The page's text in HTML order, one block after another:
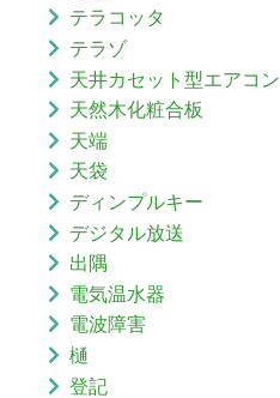
テラコッタ
テラゾ
天井カセット型エアコン
天然木化粧合板
天端
天袋
ディンプルキー
デジタル放送
出隅
電気温水器
電波障害
樋
登記